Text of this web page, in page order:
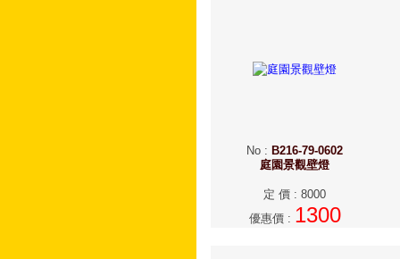
No : B216-79-0602
庭園景觀壁燈
定 價 : 8000
優惠價: 1300